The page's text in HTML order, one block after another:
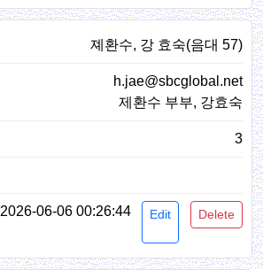
졔환수, 강 효숙(음대 57)
h.jae@sbcglobal.net
제환수 부부, 강효숙
3
2026-06-06 00:26:44 Edit Delete